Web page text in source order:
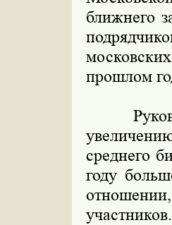
ближнего
прошлом
среднего
году